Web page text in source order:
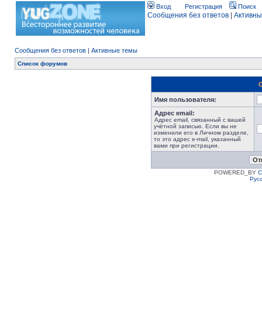
Вход Регистрация Поиск
Сообщения без ответов
Сообщения без ответов | Активные темы
Список форумов
Имя пользователя:
Адрес email:
Адрес email, связанный с вашей
учётной записью. Если вы не
изменили его в Личном разделе,
то это адрес e-mail, указанный
вами при регистрации.
POWERED_BY